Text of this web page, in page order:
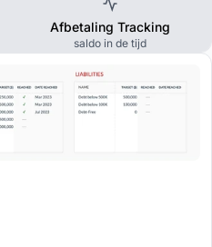
Afbetaling Tracking
saldo in de tijd